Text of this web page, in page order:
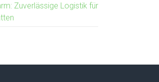
Zuverlässige Logistik für